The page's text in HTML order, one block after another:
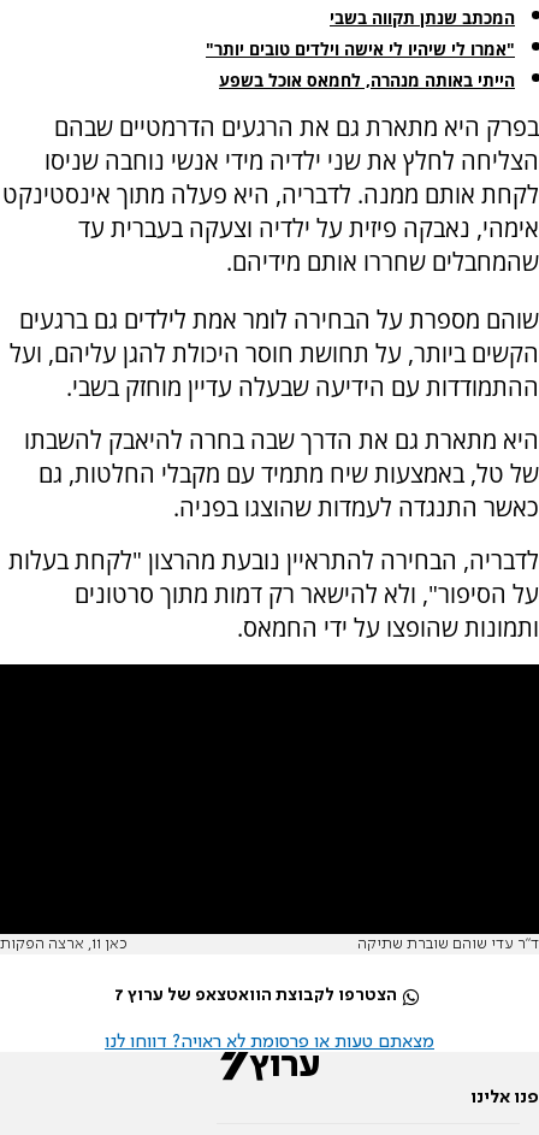
המכתב שנתן תקווה בשבי
"אמרו לי שיהיו לי אישה וילדים טובים יותר"
הייתי באותה מנהרה, לחמאס אוכל בשפע
בפרק היא מתארת גם את הרגעים הדרמטיים שבהם
הצליחה לחלץ את שני ילדיה מידי אנשי נוחבה שניסו
לקחת אותם ממנה. לדבריה, היא פעלה מתוך אינסטינקט
אימהי, נאבקה פיזית על ילדיה וצעקה בעברית עד
שהמחבלים שחררו אותם מידיהם.
שוהם מספרת על הבחירה לומר אמת לילדים גם ברגעים
הקשים ביותר, על תחושת חוסר היכולת להגן עליהם, ועל
ההתמודדות עם הידיעה שבעלה עדיין מוחזק בשבי.
היא מתארת גם את הדרך שבה בחרה להיאבק להשבתו
של טל, באמצעות שיח מתמיד עם מקבלי החלטות, גם
כאשר התנגדה לעמדות שהוצגו בפניה.
לדבריה, הבחירה להתראיין נובעת מהרצון "לקחת בעלות
על הסיפור", ולא להישאר רק דמות מתוך סרטונים
ותמונות שהופצו על ידי החמאס.
ד"ר עדי שוהם שוברת שתיקה כאן 11, ארצה הפקות
הצטרפו לקבוצת הוואטצאפ של ערוץ 7
מצאתם טעות או פרסומת לא ראויה? דווחו לנו
פנו אלינו